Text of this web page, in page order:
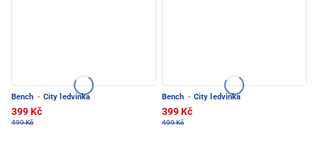
Bench · City ledvinka
399 Kč
499 Kč
Bench · City ledvinka
399 Kč
499 Kč